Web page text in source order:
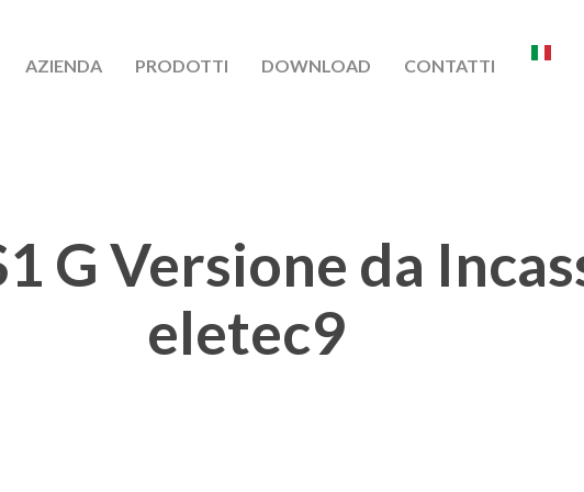
AZIENDA PRODOTTI DOWNLOAD CONTATTI
G Versione da
eletec9